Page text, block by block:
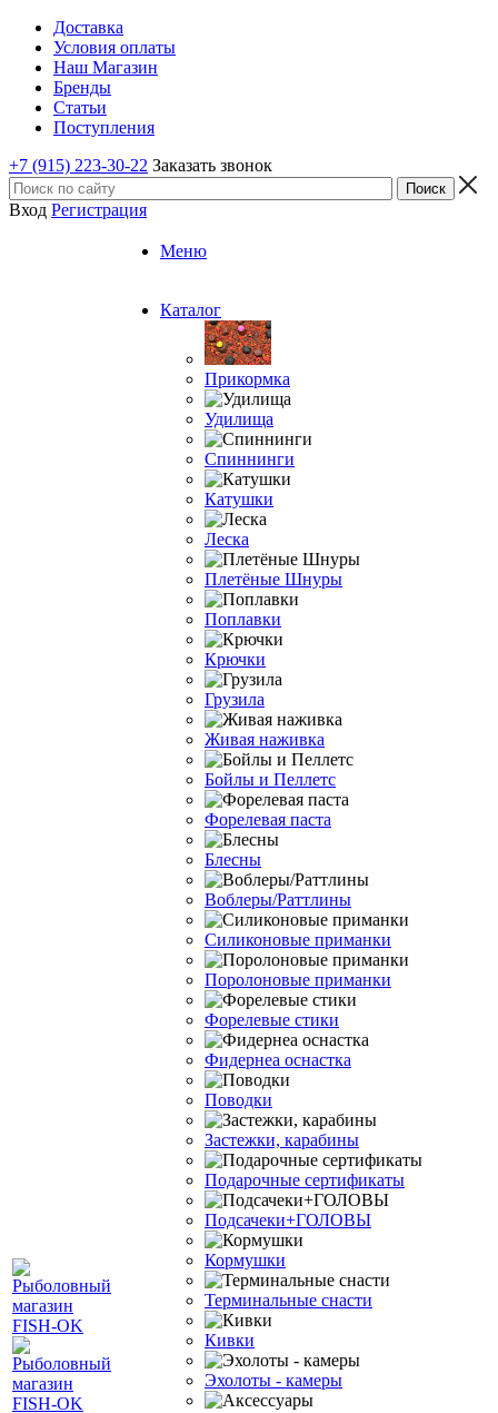
Доставка
Условия оплаты
Наш Магазин
Бренды
Статьи
Поступления
+7 (915) 223-30-22 Заказать звонок
Вход Регистрация
Меню
Каталог
Прикормка
Удилища
Спиннинги
Катушки
Леска
Плетёные Шнуры
Поплавки
Крючки
Грузила
Живая наживка
Бойлы и Пеллетс
Форелевая паста
Блесны
Воблеры/Раттлины
Силиконовые приманки
Поролоновые приманки
Форелевые стики
Фидернеа оснастка
Поводки
Застежки, карабины
Подарочные сертификаты
Подсачеки+ГОЛОВЫ
Кормушки
Терминальные снасти
Кивки
Эхолоты - камеры